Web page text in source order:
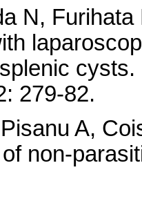
N,
279-82.
A,
non-